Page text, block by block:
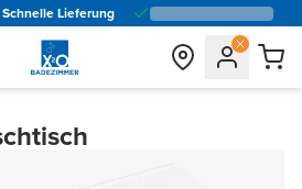
Schnelle Lieferung